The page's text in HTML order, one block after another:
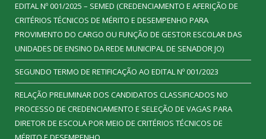
EDITAL Nº 001/2025 – SEMED (CREDENCIAMENTO E AFERIÇÃO DE
CRITÉRIOS TÉCNICOS DE MÉRITO E DESEMPENHO PARA
PROVIMENTO DO CARGO OU FUNÇÃO DE GESTOR ESCOLAR DAS
UNIDADES DE ENSINO DA REDE MUNICIPAL DE SENADOR JO)
SEGUNDO TERMO DE RETIFICAÇÃO AO EDITAL Nº 001/2023
RELAÇÃO PRELIMINAR DOS CANDIDATOS CLASSIFICADOS NO
PROCESSO DE CREDENCIAMENTO E SELEÇÃO DE VAGAS PARA
DIRETOR DE ESCOLA POR MEIO DE CRITÉRIOS TÉCNICOS DE